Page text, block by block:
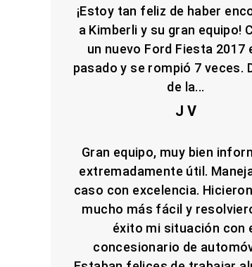
¡Estoy tan feliz de haber
a Kimberli y su gran equipo!
un nuevo Ford Fiesta 2017
pasado y se rompió 7 veces.
de la...
J V
Gran equipo, muy bien
extremadamente útil.
caso con excelencia.
mucho más fácil y
éxito mi situación con
concesionario de